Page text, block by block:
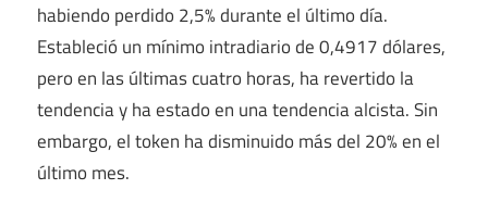
habiendo perdido 2,5%durante el último día.
Estableció un mínimo intradiario de 0,4917 dólares,
pero en las últimas cuatro horas, ha revertido la
tendencia y ha estado en una tendencia alcista. Sin
embargo, el token ha disminuido más del 20% en el
último mes.